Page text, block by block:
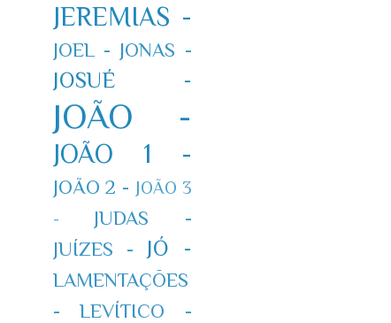
JEREMIAS -
JOEL - JONAS -
JOSUÉ -
JOÃO -
JOÃO 1 -
JOÃO 2 - JOÃO 3
-
JUDAS -
JUÍZES -
JÓ -
LAMENTAÇÕES
-
LEVÍTICO -